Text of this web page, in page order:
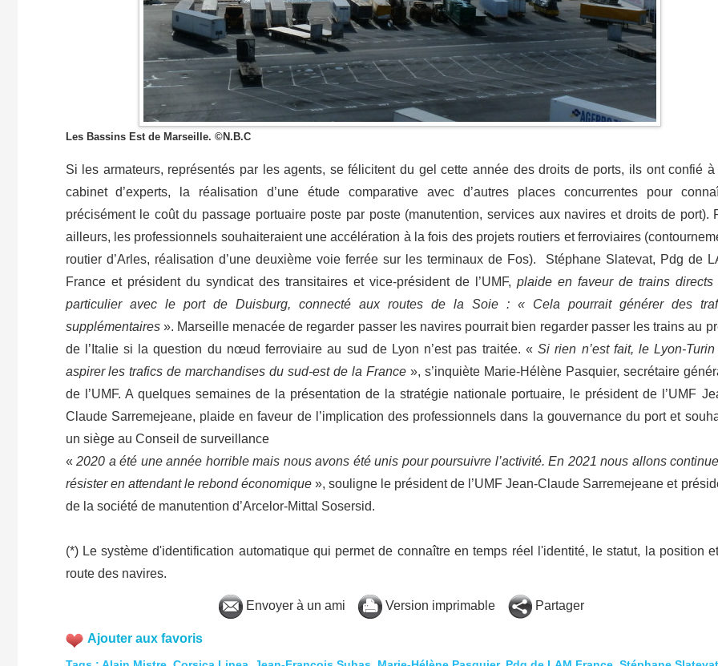
Les Bassins Est de Marseille. ©N.B.C
Si les armateurs, représentés par les agents, se félicitent du gel cette année des droits de ports, ils ont confié à
cabinet d’experts, la réalisation d’une étude comparative avec d’autres places concurrentes pour
précisément le coût du passage portuaire poste par poste (manutention, services aux navires et droits de port).
ailleurs, les professionnels souhaiteraient une accélération à la fois des projets routiers et ferroviaires
routier d’Arles, réalisation d’une deuxième voie ferrée sur les terminaux de Fos). Stéphane Slatevat, Pdg de
France et président du syndicat des transitaires et vice-président de l’UMF,plaide en faveur de trains directs
particulier avec le port de Duisburg, connecté aux routes de la Soie : « Cela pourrait générer des
supplémentaires ». Marseille menacée de regarder passer les navires pourrait bien regarder passer les trains au
de l’Italie si la question du nœud ferroviaire au sud de Lyon n’est pas traitée. «Si rien n’est fait, le Lyon-
aspirer les trafics de marchandises du sud-est de la France», s’inquiète Marie-Hélène Pasquier, secrétaire
de l’UMF. A quelques semaines de la présentation de la stratégie nationale portuaire, le président de l’UMF
Claude Sarremejeane, plaide en faveur de l’implication des professionnels dans la gouvernance du port et
un siège au Conseil de surveillance
« 2020 a été une année horrible mais nous avons été unis pour poursuivre l’activité. En 2021 nous allons
résister en attendant le rebond économique», souligne le président de l’UMF Jean-Claude Sarremejeane et
de la société de manutention d’Arcelor-Mittal Sosersid.
(*) Le système d'identification automatique qui permet de connaître en temps réel l'identité, le statut, la position
route des navires.
Envoyer à un ami Version imprimable Partager
Ajouter aux favoris